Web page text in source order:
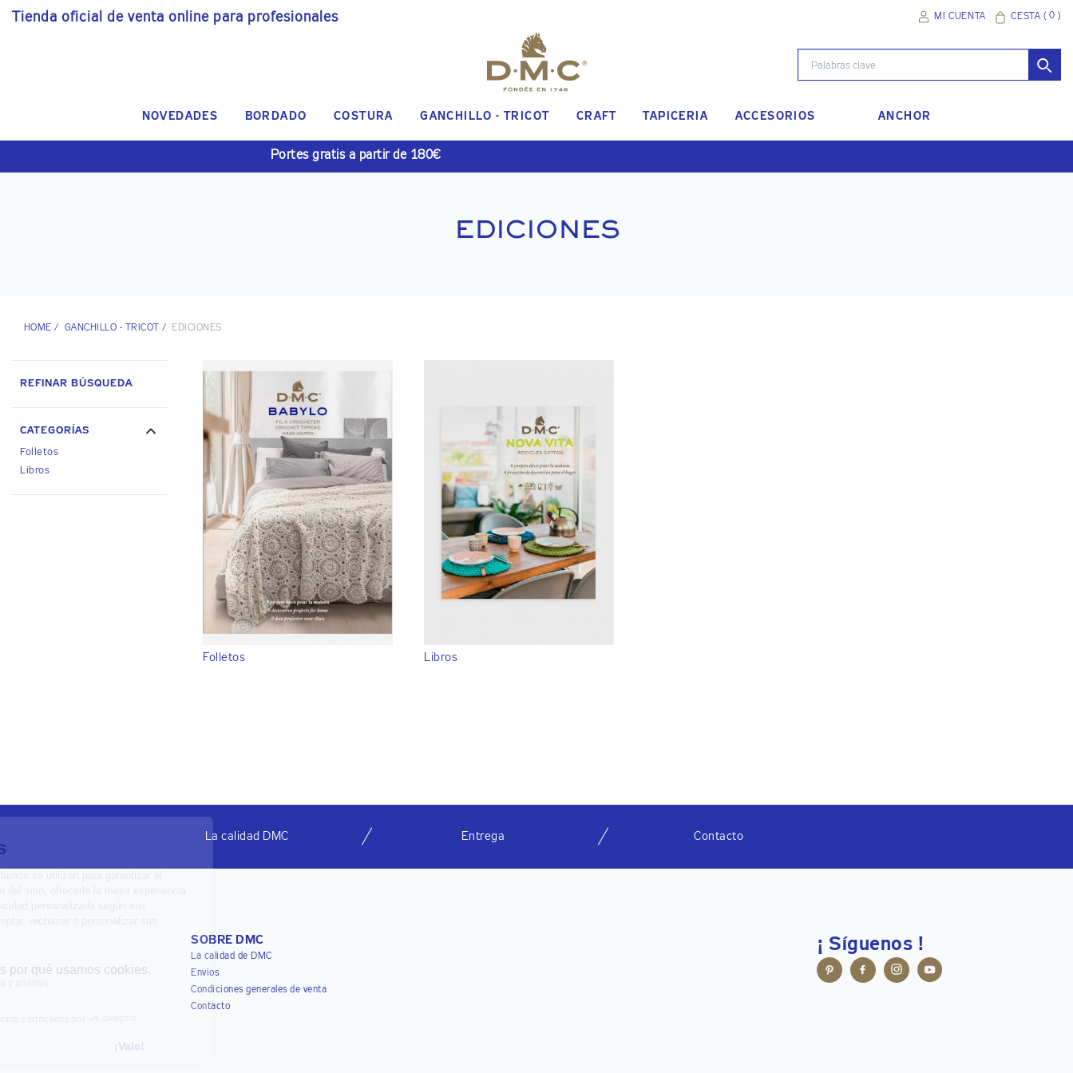
Tienda oficial de venta online para profesionales MI CUENTA CESTA ( 0 )
NOVEDADES BORDADO COSTURA GANCHILLO - TRICOT CRAFT TAPICERIA ACCESORIOS ANCHOR
Portes gratis a partir de 180€
EDICIONES
HOME / GANCHILLO - TRICOT / EDICIONES
REFINAR BÚSQUEDA
CATEGORÍAS
Folletos
Libros
Folletos Libros
La calidad DMC Entrega Contacto
¡ Síguenos !
SOBRE DMC
La calidad de DMC
Envios
Condiciones generales de venta
Contacto